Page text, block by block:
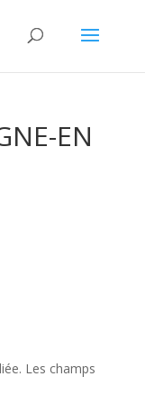
EN
Les champs